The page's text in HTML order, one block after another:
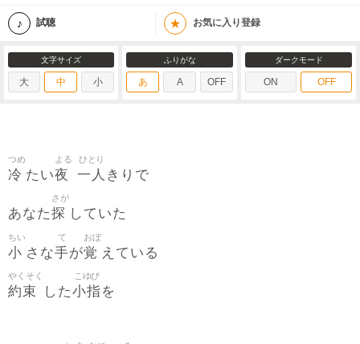
試聴 ★ お気に入り登録
文字サイズ
大 中 小
ふりがな
あ A OFF
ダークモード
ON OFF
冷
つめ
たい夜
よる
一人
ひとり
きりで
あなた探
さが
していた
小
ちい
さな手
て
が覚
おぼ
えている
約束
やくそく
した小指
こゆび
を